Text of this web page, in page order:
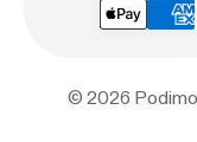
© 2026 Podimo